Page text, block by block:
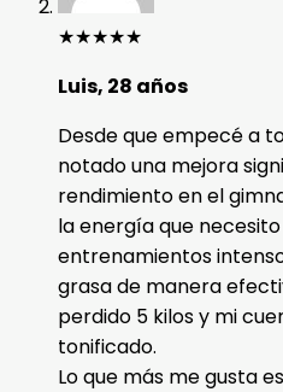
★★★★★
Luis, 28 años
Desde que empecé a
notado una mejora
rendimiento en el
la energía que
entrenamientos
grasa de manera
perdido 5 kilos y mi
tonificado.
Lo que más me gusta